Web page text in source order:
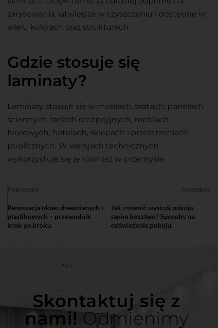
zarysowania, łatwiejsze w czyszczeniu i dostępne w
wielu kolorach oraz strukturach.
Gdzie stosuje się
laminaty?
Laminaty stosuje się w meblach, blatach, panelach
ściennych, ladach recepcyjnych, meblach
biurowych, hotelach, sklepach i przestrzeniach
publicznych. W wersjach technicznych
wykorzystuje się je również w przemyśle.
Renowacja okien drewnianych i
plastikowych – przewodnik
krok po kroku
Jak zmienić wystrój pokoju
tanim kosztem? Sposoby na
odświeżenie pokoju
Skontaktuj się z
nami! Odmienimy